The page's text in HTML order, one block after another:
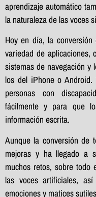
aprendizaje automático
la naturaleza de las voces
Hoy en día, la
variedad de aplicaciones,
sistemas de navegación y
los del iPhone o
personas con
fácilmente y para que
información escrita.
Aunque la conversión de
mejoras y ha llegado a
muchos retos, sobre
las voces artificiales,
emociones y matices